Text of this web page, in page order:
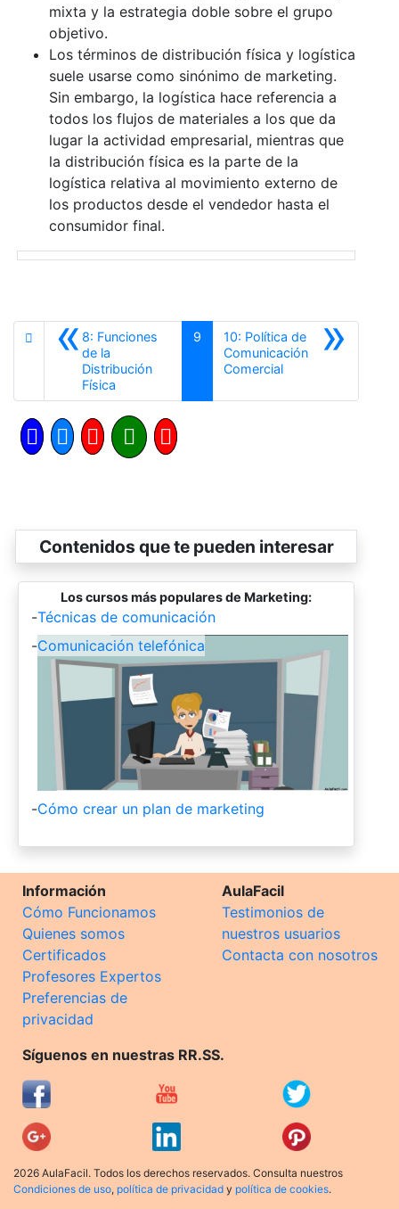
mixta y la estrategia doble sobre el grupo
objetivo.
Los términos de distribución física y logística
suele usarse como sinónimo de marketing.
Sin embargo, la logística hace referencia a
todos los flujos de materiales a los que da
lugar la actividad empresarial, mientras que
la distribución física es la parte de la
logística relativa al movimiento externo de
los productos desde el vendedor hasta el
consumidor final.
«8: Funciones
de la
Distribución
Física
9 »
10: Política de
Comunicación
ComercialSiguiente
Contenidos que te pueden interesar
Los cursos más populares de Marketing:
-Técnicas de comunicación
-Comunicación telefónica
-Cómo crear un plan de marketing
Información
Cómo Funcionamos
Quienes somos
Certificados
Profesores Expertos
Preferencias de
privacidad
AulaFacil
Testimonios de
nuestros usuarios
Contacta con nosotros
Síguenos en nuestras RR.SS.
2026 AulaFacil. Todos los derechos reservados. Consulta nuestros
Condiciones de uso, política de privacidad y política de cookies.